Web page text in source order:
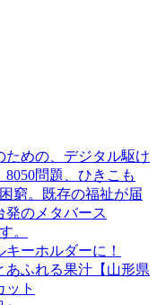
ための、デジタル駆け
問題、ひきこも
窮。既存の福祉が届
発のメタバース
。
ーホルダーに！
あふれる果汁【山形県
ット